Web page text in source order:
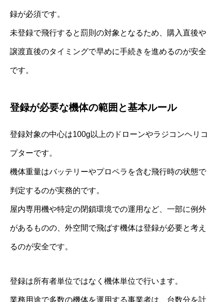
録が必須です。
未登録で飛行すると罰則の対象となるため、購入直後や
譲渡直後のタイミングで早めに手続きを進めるのが安全
です。
登録が必要な機体の範囲と基本ルール
登録対象の中心は100g以上のドローンやラジコンヘリコ
プターです。
機体重量はバッテリーやプロペラを含む飛行時の状態で
判定するのが実務的です。
屋内専用機や特定の閉鎖環境での運用など、一部に例外
があるものの、外空間で飛ばす機体は登録が必要と考え
るのが安全です。
登録は所有者単位ではなく機体単位で行います。
業務用途で多数の機体を運用する事業者は、台数分を計